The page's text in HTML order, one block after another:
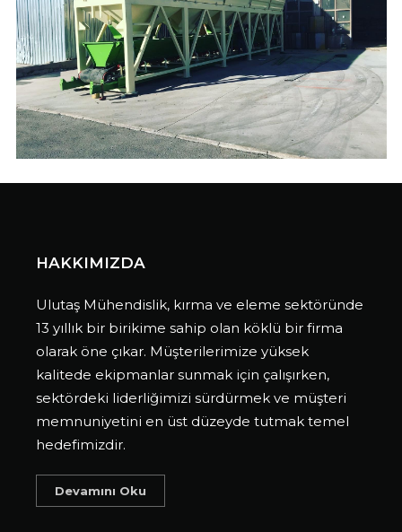
HAKKIMIZDA
Ulutaş Mühendislik, kırma ve eleme sektöründe
13 yıllık bir birikime sahip olan köklü bir firma
olarak öne çıkar. Müşterilerimize yüksek
kalitede ekipmanlar sunmak için çalışırken,
sektördeki liderliğimizi sürdürmek ve müşteri
memnuniyetini en üst düzeyde tutmak temel
hedefimizdir.
Devamını Oku